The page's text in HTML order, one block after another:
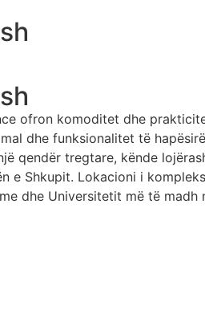
ofron komoditet dhe
dhe funksionalitet të
qendër tregtare, kënde
e Shkupit. Lokacioni i
dhe Universitetit më të